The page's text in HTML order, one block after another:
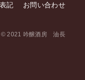
記 お問い合わせ
© 2021 吟醸酒房 油長